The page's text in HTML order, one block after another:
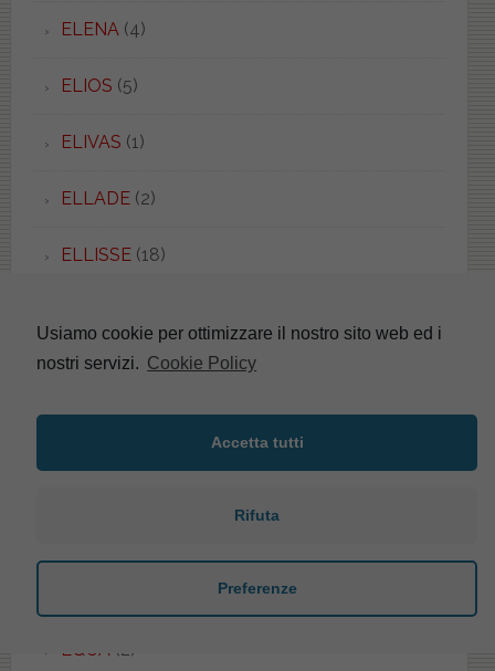
ELENA (4)
ELIOS (5)
ELIVAS (1)
ELLADE(2)
ELLISSE(18)
ELLISSE UNI(1)
EQUA (2)
Usiamo cookie per ottimizzare il nostro sito web ed i
nostri servizi. Cookie Policy
Accetta tutti
Rifuta
Preferenze